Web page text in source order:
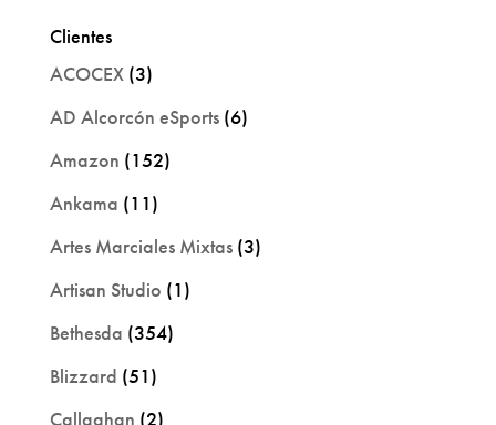
Clientes
ACOCEX(3)
AD Alcorcón eSports(6)
Amazon (152)
Ankama (11)
Artes Marciales Mixtas(3)
Artisan Studio (1)
Bethesda (354)
Blizzard (51)
Callaghan (2)